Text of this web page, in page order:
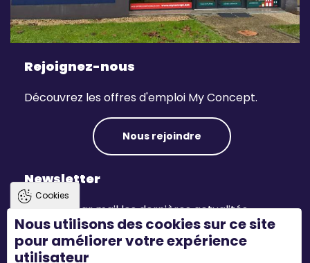
Rejoignez-nous
Découvrez les offres d'emploi My Concept.
Nous rejoindre
Newsletter
Recevez par mail les dernières actualités.
S'inscrire
Cookies
Nous utilisons des cookies sur ce site
pour améliorer votre expérience
utilisateur